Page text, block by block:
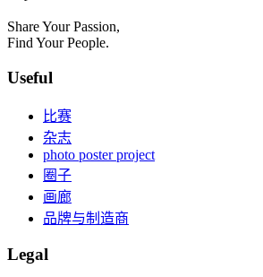
Share Your Passion,
Find Your People.
Useful
比赛
杂志
photo poster project
圈子
画廊
品牌与制造商
Legal